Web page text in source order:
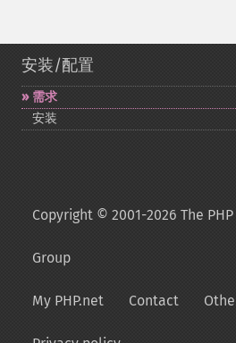
安装/配置
需求
安装
Copyright © 2001-2026 The
Group
My PHP.net Contact